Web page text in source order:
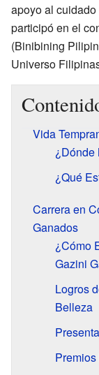
apoyo al
participó en el
(Binibining
Universo
Vida
¿Dónde
¿Qué
Carrera en
Ganados
¿Cómo
Gazini
Logros
Belleza